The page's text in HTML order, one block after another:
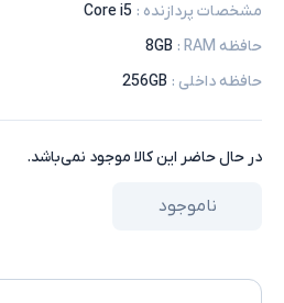
مشخصات پردازنده :
Core i5
حافظه RAM
:
8GB
حافظه داخلی :
256GB
در حال حاضر این کالا موجود نمی‌باشد.
ناموجود